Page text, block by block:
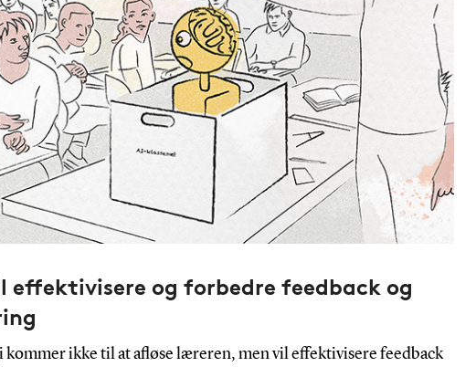
effektivisere og forbedre feedback og
kommer ikke til at afløse læreren, men vil effektivisere feedback